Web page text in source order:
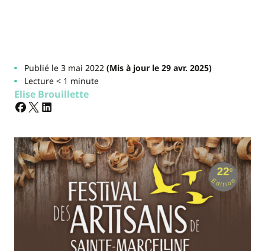
Publié le 3 mai 2022(Mis à jour le 29 avr. 2025)
Lecture < 1 minute
Elise Brouillette